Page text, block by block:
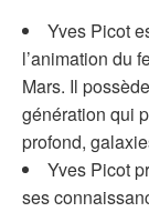
Yves Picot
l’animation du
Mars. Il
génération qui
profond,
Yves Picot
ses